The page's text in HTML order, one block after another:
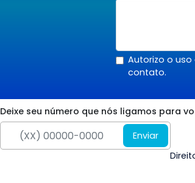
Autorizo o
contato.
Deixe seu número que nós ligamos para
Enviar